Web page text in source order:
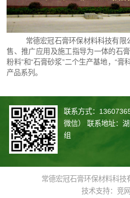
常德宏冠石膏环保材料科技有
售、推广应用及施工指导为一体的石膏
粉料”和“石膏砂浆”二个生产基地， “膏
产品系列。
联系方式：
微信） 联系地址：
组
常德宏冠石膏环保材料科技
技术支持： 竞